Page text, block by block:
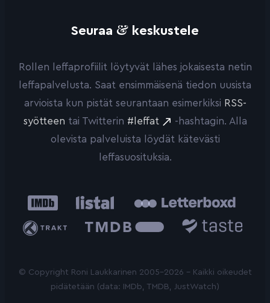
Seuraa & keskustele
Rollen leffaprofiilit löytyvät lähes jokaisesta netin
leffapalvelusta. Saat ensimmäisenä tiedon uusista
arvioista kun pistät seurantaan esimerkiksi RSS-
syötteen tai Twitterin #leffat
-hashtagin. Alla
olevista palveluista löydät kätevästi
leffasuosituksia.
IMDb Listal
Trakt
Database
© Copyright Roni Laukkarinen 2005-2026 - Kaikki oikeudet
pidätetään (data: IMDb, TMDB, JustWatch)